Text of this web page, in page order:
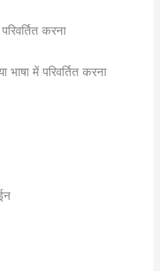
करना
में परिवर्तित करना